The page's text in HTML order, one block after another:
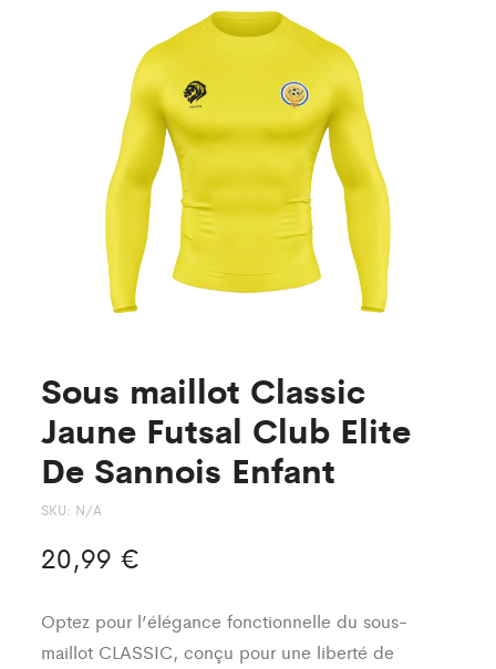
Sannois
Enfant
Club
Elite
Sannois
Sous maillot Classic
Jaune Futsal Club Elite
De Sannois Enfant
SKU: N/A
20,99 €
Optez pour l’élégance fonctionnelle du sous-
maillot CLASSIC, conçu pour une liberté de